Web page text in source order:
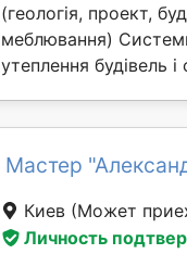
(геологія, проект,
меблювання)
утеплення будівель і
Мастер
Киев (Может
Личность